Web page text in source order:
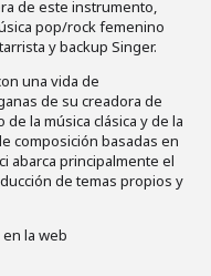
de este instrumento,
pop/rock femenino
y backup Singer.
una vida de
de su creadora de
la música clásica y de la
composición basadas en
abarca principalmente el
de temas propios y
la web